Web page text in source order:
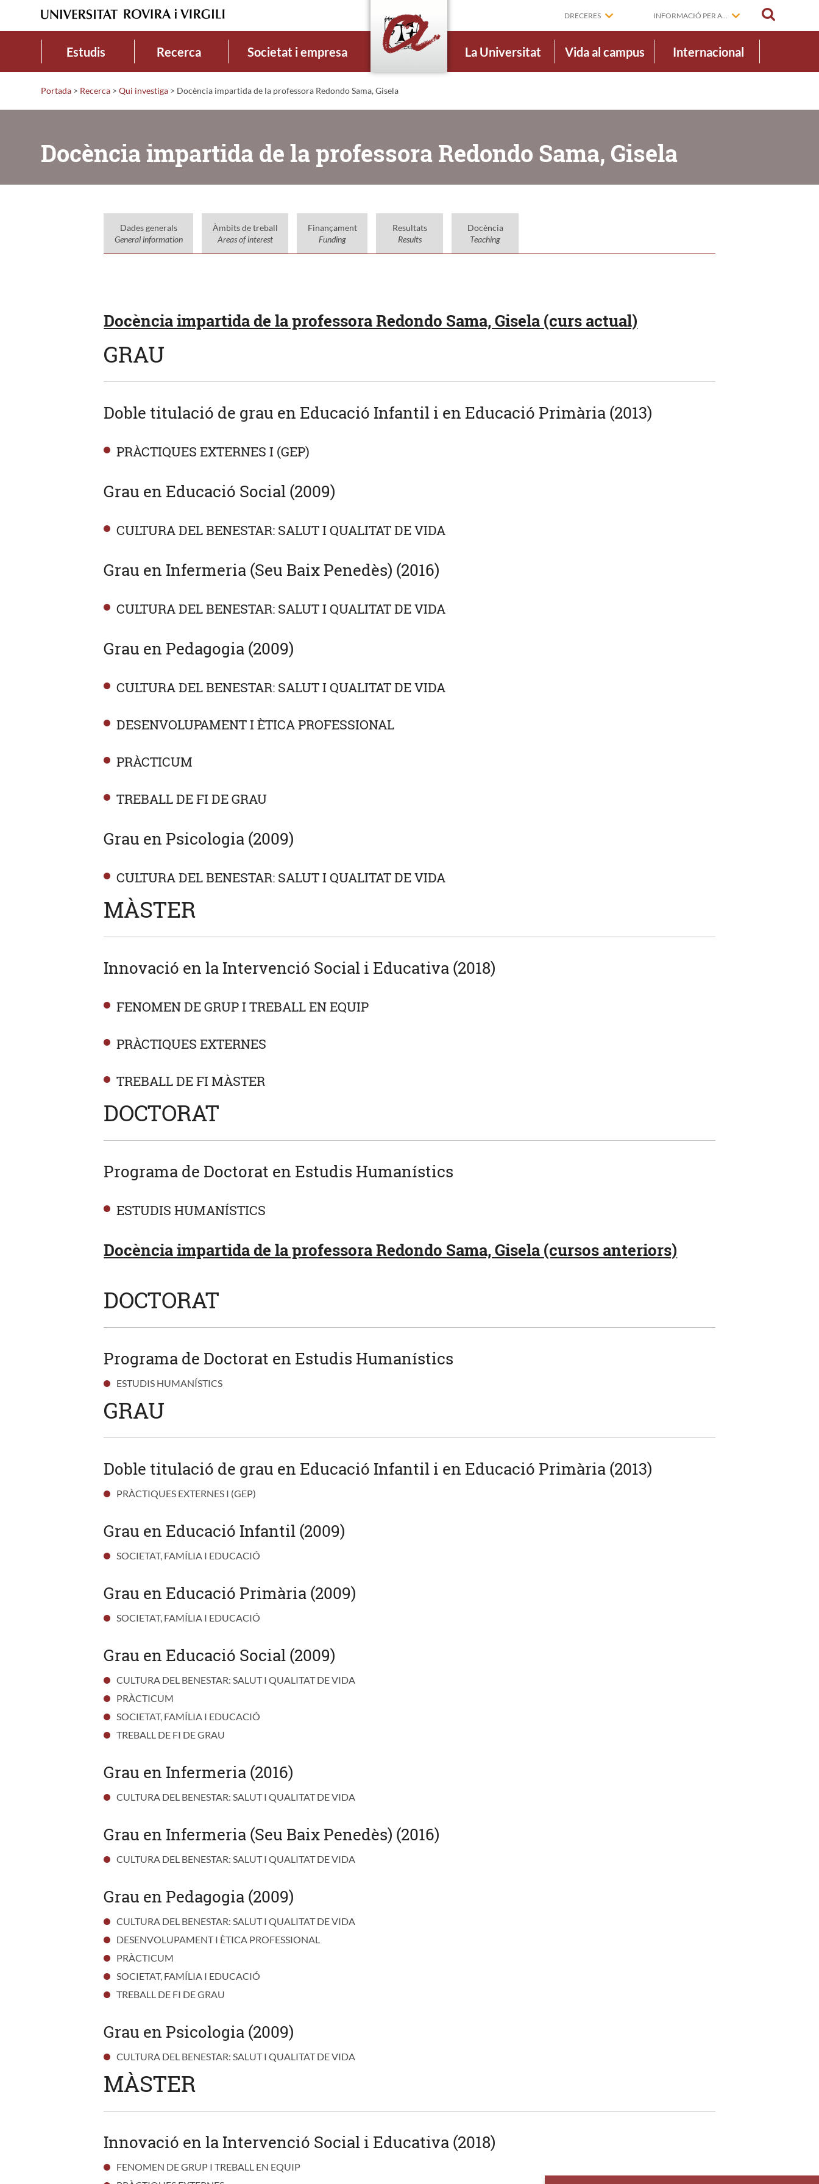
DRECERES INFORMACIÓ PER A...
Estudis Recerca Societat i empresa La Universitat Vida al campus Internacional
Portada > Recerca > Qui investiga > Docència impartida de la professora Redondo Sama, Gisela
Docència impartida de la professora Redondo Sama, Gisela
Dades generals
General information
Àmbits de treball
Areas of interest
Finançament
Funding
Resultats
Results
Docència
Teaching
Docència impartida de la professora Redondo Sama, Gisela (curs actual)
GRAU
Doble titulació de grau en Educació Infantil i en Educació Primària (2013)
PRÀCTIQUES EXTERNES I (GEP)
Grau en Educació Social (2009)
CULTURA DEL BENESTAR: SALUT I QUALITAT DE VIDA
Grau en Infermeria (Seu Baix Penedès) (2016)
CULTURA DEL BENESTAR: SALUT I QUALITAT DE VIDA
Grau en Pedagogia (2009)
CULTURA DEL BENESTAR: SALUT I QUALITAT DE VIDA
DESENVOLUPAMENT I ÈTICA PROFESSIONAL
PRÀCTICUM
TREBALL DE FI DE GRAU
Grau en Psicologia (2009)
CULTURA DEL BENESTAR: SALUT I QUALITAT DE VIDA
MÀSTER
Innovació en la Intervenció Social i Educativa (2018)
FENOMEN DE GRUP I TREBALL EN EQUIP
PRÀCTIQUES EXTERNES
TREBALL DE FI MÀSTER
DOCTORAT
Programa de Doctorat en Estudis Humanístics
ESTUDIS HUMANÍSTICS
Docència impartida de la professora Redondo Sama, Gisela (cursos anteriors)
DOCTORAT
Programa de Doctorat en Estudis Humanístics
ESTUDIS HUMANÍSTICS
GRAU
Doble titulació de grau en Educació Infantil i en Educació Primària (2013)
PRÀCTIQUES EXTERNES I (GEP)
Grau en Educació Infantil (2009)
SOCIETAT, FAMÍLIA I EDUCACIÓ
Grau en Educació Primària (2009)
SOCIETAT, FAMÍLIA I EDUCACIÓ
Grau en Educació Social (2009)
CULTURA DEL BENESTAR: SALUT I QUALITAT DE VIDA
PRÀCTICUM
SOCIETAT, FAMÍLIA I EDUCACIÓ
TREBALL DE FI DE GRAU
Grau en Infermeria (2016)
CULTURA DEL BENESTAR: SALUT I QUALITAT DE VIDA
Grau en Infermeria (Seu Baix Penedès) (2016)
CULTURA DEL BENESTAR: SALUT I QUALITAT DE VIDA
Grau en Pedagogia (2009)
CULTURA DEL BENESTAR: SALUT I QUALITAT DE VIDA
DESENVOLUPAMENT I ÈTICA PROFESSIONAL
PRÀCTICUM
SOCIETAT, FAMÍLIA I EDUCACIÓ
TREBALL DE FI DE GRAU
Grau en Psicologia (2009)
CULTURA DEL BENESTAR: SALUT I QUALITAT DE VIDA
MÀSTER
Innovació en la Intervenció Social i Educativa (2018)
FENOMEN DE GRUP I TREBALL EN EQUIP